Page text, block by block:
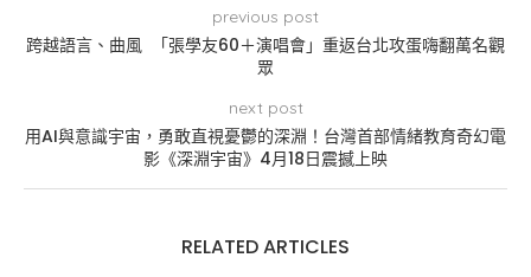
previous post
跨越語言、曲風 「張學友60＋演唱會」重返台北攻蛋嗨翻萬名觀
眾
next post
用AI與意識宇宙，勇敢直視憂鬱的深淵！台灣首部情緒教育奇幻電
影《深淵宇宙》4月18日震撼上映
RELATED ARTICLES